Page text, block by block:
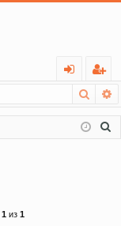
д
ег
ис
тр
1из 1